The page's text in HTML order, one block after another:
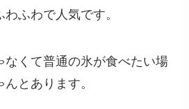
ふわで人気です。
なくて普通の氷が食べたい場
とあります。